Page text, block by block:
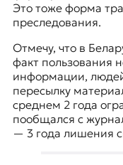
Это тоже форма
преследования.
Отмечу, что в
факт пользования
информации,
пересылку
среднем 2 года
пообщался с
— 3 года лишения